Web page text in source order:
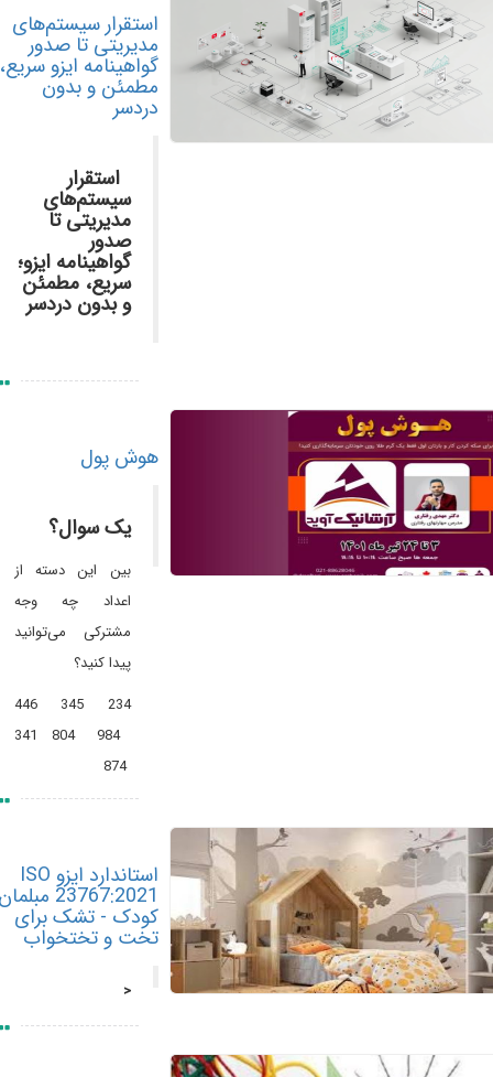
استقرار سیستم‌های
مدیریتی تا صدور
گواهینامه ایزو سریع،
مطمئن و بدون
دردسر
استقرار
سیستم‌های
مدیریتی تا
صدور
گواهینامه ایزو؛
سریع، مطمئن
و بدون دردسر
هوش پول
یک سوال؟
بین این دسته از
اعداد چه وجه
مشترکی می‌توانید
پیدا کنید؟
234 345 446
984 804 341
استاندارد ایزو ISO
23767:2021 مبلمان
کودک - تشک برای
تخت و تختخواب